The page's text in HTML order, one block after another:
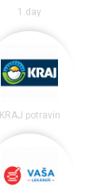
1.day
KRAJ potravín